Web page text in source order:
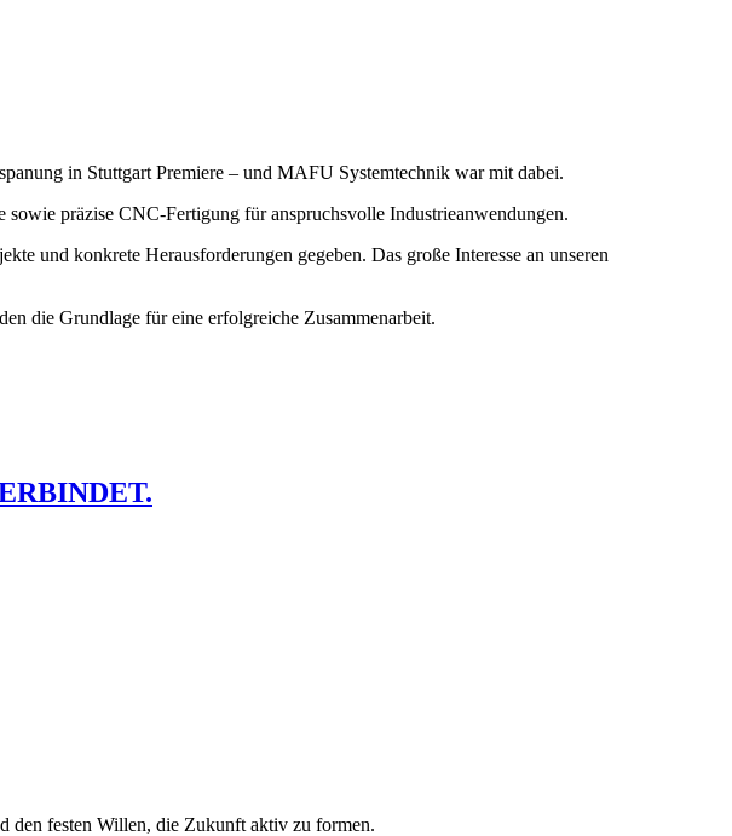
in Stuttgart Premiere – und MAFU Systemtechnik war mit dabei.
präzise CNC-Fertigung für anspruchsvolle Industrieanwendungen.
und konkrete Herausforderungen gegeben. Das große Interesse an unseren
die Grundlage für eine erfolgreiche Zusammenarbeit.
den festen Willen, die Zukunft aktiv zu formen.